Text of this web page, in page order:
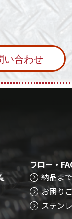
い合わせ
フロー・
納品ま
お困り
ステン